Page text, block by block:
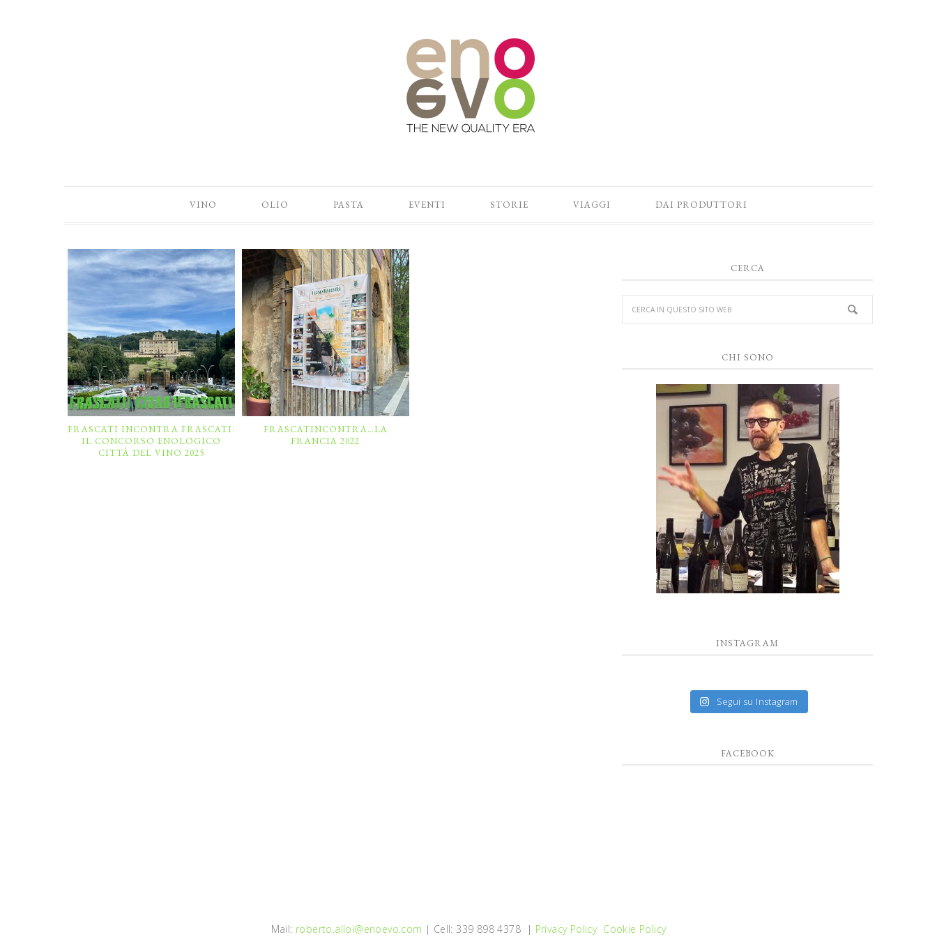
VINO OLIO PASTA EVENTI STORIE VIAGGI DAI PRODUTTORI
FRASCATI INCONTRA FRASCATI:
IL CONCORSO ENOLOGICO
CITTÀ DEL VINO 2025
FRASCATINCONTRA…LA
FRANCIA 2022
CERCA
CHI SONO
INSTAGRAM
Segui su Instagram
FACEBOOK
Mail: roberto.alloi@enoevo.com | Cell: 339 898 4378 | Privacy Policy Cookie Policy